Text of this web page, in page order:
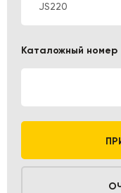
JS220
Каталожный номер